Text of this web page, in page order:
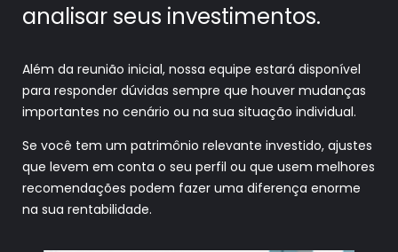
analisar seus investimentos.
Além da reunião inicial, nossa equipe estará disponível
para responder dúvidas sempre que houver mudanças
importantes no cenário ou na sua situação individual.
Se você tem um patrimônio relevante investido, ajustes
que levem em conta o seu perfil ou que usem melhores
recomendações podem fazer uma diferença enorme
na sua rentabilidade.